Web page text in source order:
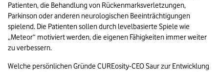
Patienten, die Behandlung von Rückenmarksverletzungen,
Parkinson oder anderen neurologischen Beeinträchtigungen
spielend. Die Patienten sollen durch levelbasierte Spiele wie
„Meteor“ motiviert werden, die eigenen Fähigkeiten immer weiter
zu verbessern.
Welche persönlichen Gründe CUREosity-CEO Saur zur Entwicklung